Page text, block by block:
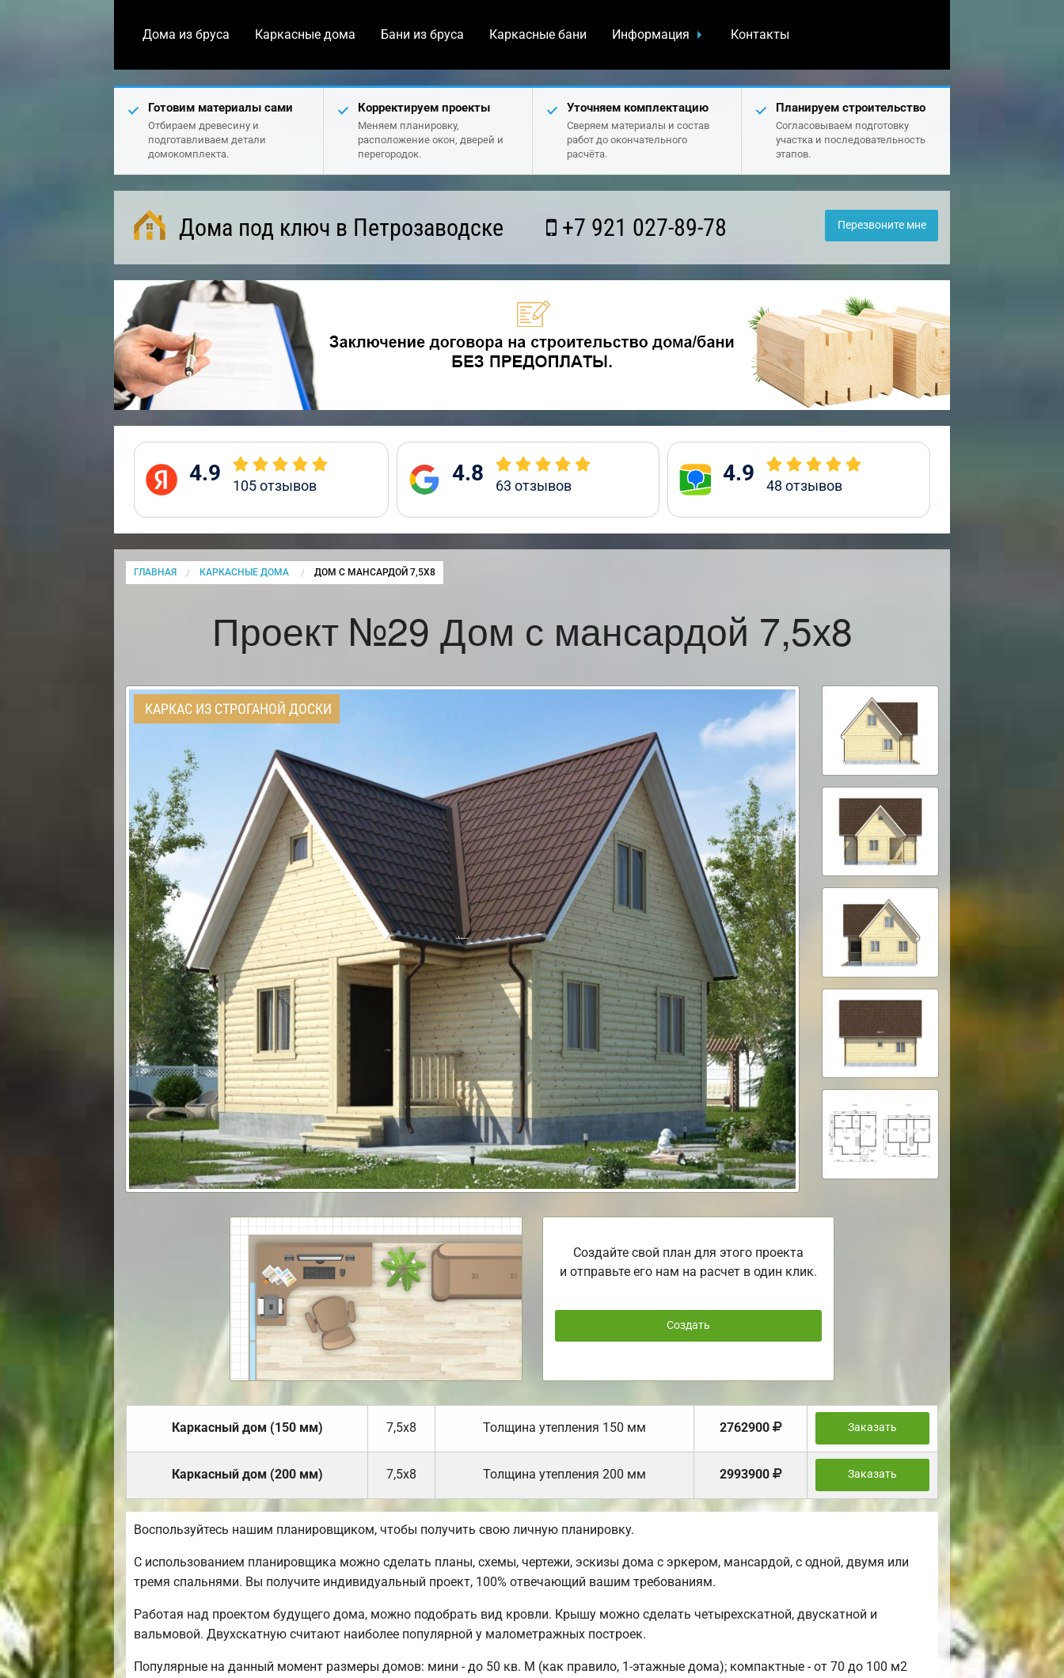
Дома из бруса Каркасные дома Бани из бруса Каркасные бани Информация Контакты
Готовим материалы сами
Отбираем древесину и
подготавливаем детали
домокомплекта.
Корректируем проекты
Меняем планировку,
расположение окон, дверей и
перегородок.
Уточняем комплектацию
Сверяем материалы и состав
работ до окончательного
расчёта.
Планируем строительство
Согласовываем подготовку
участка и последовательность
этапов.
Дома под ключ в Петрозаводске +7 921 027-89-78 Перезвоните мне
4.9 105отзывов 4.8 63 отзывов 4.9 48 отзывов
ГЛАВНАЯ КАРКАСНЫЕ ДОМА CURRENT:
ДОМ С МАНСАРДОЙ 7,5Х8
Проект №29 Дом с мансардой 7,5х8
КАРКАС ИЗ СТРОГАНОЙ ДОСКИ
Создайте свой план для этого проекта
и отправьте его нам на расчет в один клик.
Создать
Каркасный дом (150 мм) 7,5х8 Толщина утепления 150 мм 2762900 Заказать
Каркасный дом (200 мм) 7,5х8 Толщина утепления 200 мм 2993900 Заказать
Воспользуйтесь нашим планировщиком, чтобы получить свою личную планировку.
С использованием планировщика можно сделать планы, схемы, чертежи, эскизы дома с эркером, мансардой, с одной, двумя или
тремя спальнями. Вы получите индивидуальный проект, 100% отвечающий вашим требованиям.
Работая над проектом будущего дома, можно подобрать вид кровли. Крышу можно сделать четырехскатной, двускатной и
вальмовой. Двухскатную считают наиболее популярной у малометражных построек.
Популярные на данный момент размеры домов: мини - до 50 кв. М (как правило, 1-этажные дома); компактные - от 70 до 100 м2